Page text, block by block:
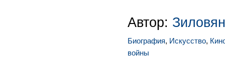
Автор:
Биография, Искусство,
войны